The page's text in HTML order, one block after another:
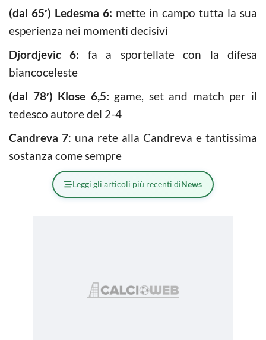
(dal 65′) Ledesma 6: mette in campo tutta la sua
esperienza nei momenti decisivi
Djordjevic 6: fa a sportellate con la difesa
biancoceleste
(dal 78′) Klose 6,5: game, set and match per il
tedesco autore del 2-4
Candreva 7: una rete alla Candreva e tantissima
sostanza come sempre
Leggi gli articoli più recenti diNews